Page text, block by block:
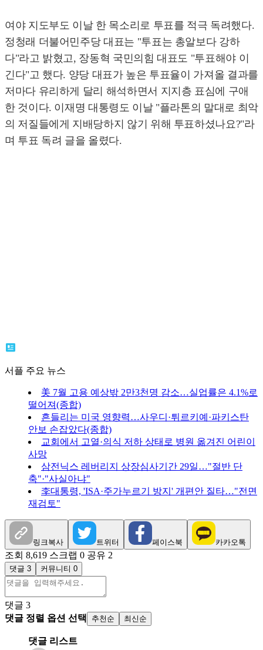
여야 지도부도 이날 한 목소리로 투표를 적극 독려했다.
정청래 더불어민주당 대표는 "투표는 총알보다 강하
다"라고 밝혔고, 장동혁 국민의힘 대표도 "투표해야 이
긴다"고 했다. 양당 대표가 높은 투표율이 가져올 결과를
저마다 유리하게 달리 해석하면서 지지층 표심에 구애
한 것이다. 이재명 대통령도 이날 "플라톤의 말대로 최악
의 저질들에게 지배당하지 않기 위해 투표하셨나요?"라
며 투표 독려 글을 올렸다.
서플 주요 뉴스
美 7월 고용 예상밖 2만3천명 감소…실업률은 4.1%로
떨어져(종합)
흔들리는 미국 영향력…사우디·튀르키예·파키스탄
안보 손잡았다(종합)
교회에서 고열·의식 저하 상태로 병원 옮겨진 어린이
사망
삼전닉스 레버리지 상장심사기간 29일…"절반 단
축"·"사실아냐"
李대통령, 'ISA·주가누르기 방지' 개편안 질타…"전면
재검토"
링크복사 트위터 페이스북 카카오톡
조회 8,619 스크랩 0 공유 2
댓글 3 커뮤니티 0
댓글 3
댓글 정렬 옵션 선택
추천순 최신순
댓글 리스트